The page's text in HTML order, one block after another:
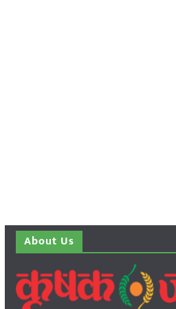
About Us